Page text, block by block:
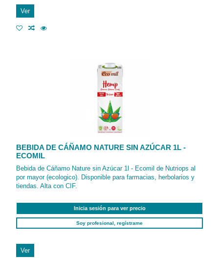
Ver
BEBIDA DE CÁÑAMO NATURE SIN AZÚCAR 1L -
ECOMIL
Bebida de Cáñamo Nature sin Azúcar 1l - Ecomil de Nutriops al
por mayor (ecologico). Disponible para farmacias, herbolarios y
tiendas. Alta con CIF.
Inicia sesión para ver precio
Soy profesional, regístrame
Ver